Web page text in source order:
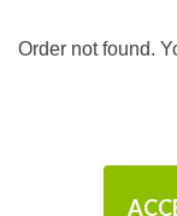
Order not found.